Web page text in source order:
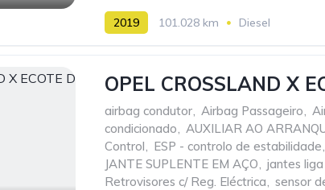
2019 101.028 km Diesel
OPEL CROSSLAND X
airbag condutor, Airbag Passageiro,
condicionado, AUXILIAR AO
Control, ESP - controlo de estabilidade,
JANTE SUPLENTE EM AÇO, jantes
Retrovisores c/ Reg. Eléctrica, sensor